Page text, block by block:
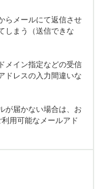
らメールにて返信させ
しまう（送信できな
メイン指定などの受信
ドレスの入力間違いな
が届かない場合は、お
利用可能なメールアド